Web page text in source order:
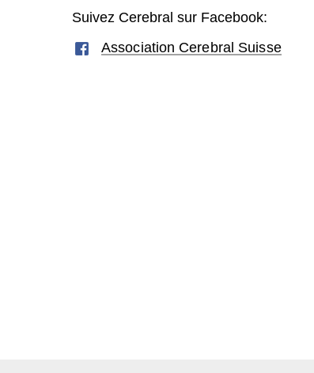
Suivez Cerebral sur Facebook:
Association Cerebral Suisse